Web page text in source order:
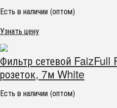
Есть в наличии (оптом)
Узнать цену
Фильтр сетевой
розеток, 7м White
Есть в наличии (оптом)